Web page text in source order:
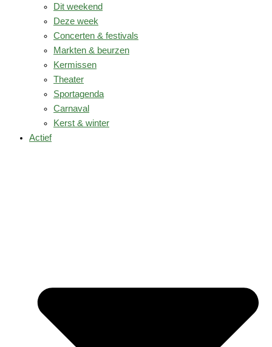
Dit weekend
Deze week
Concerten & festivals
Markten & beurzen
Kermissen
Theater
Sportagenda
Carnaval
Kerst & winter
Actief